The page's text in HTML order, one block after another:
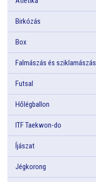
Birkózás
Box
Falmászás és sziklamászás
Futsal
Hőlégballon
ITF Taekwon-do
Íjászat
Jégkorong